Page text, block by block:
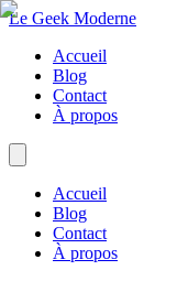
Le Geek Moderne
Accueil
Blog
Contact
À propos
Accueil
Blog
Contact
À propos